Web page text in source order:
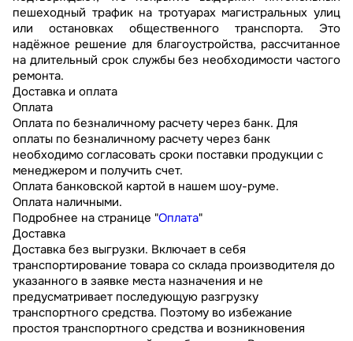
пешеходный трафик на тротуарах магистральных улиц
или остановках общественного транспорта. Это
надёжное решение для благоустройства, рассчитанное
на длительный срок службы без необходимости частого
ремонта.
Доставка и оплата
Оплата
Оплата по безналичному расчету через банк. Для
оплаты по безналичному расчету через банк
необходимо согласовать сроки поставки продукции с
менеджером и получить счет.
Оплата банковской картой в нашем шоу-руме.
Оплата наличными.
Подробнее на странице "Оплата"
Доставка
Доставка без выгрузки. Включает в себя
транспортирование товара со склада производителя до
указанного в заявке места назначения и не
предусматривает последующую разгрузку
транспортного средства. Поэтому во избежание
простоя транспортного средства и возникновения